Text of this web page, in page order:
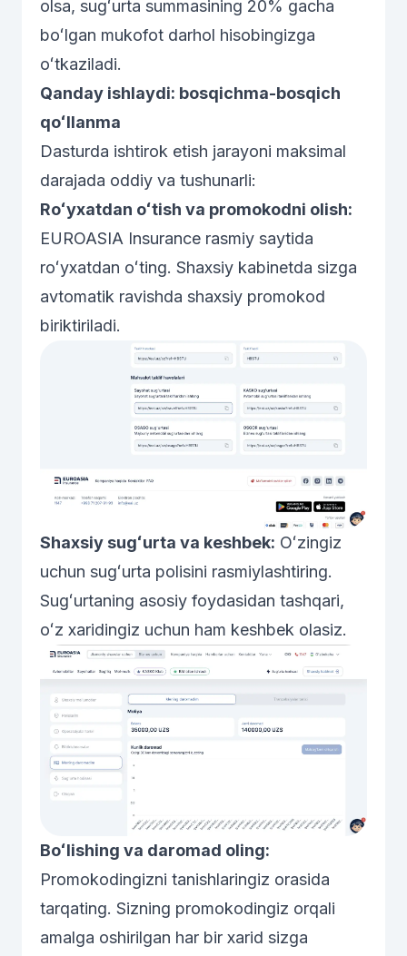
olsa, sugʻurta summasining 20% gacha
boʻlgan mukofot darhol hisobingizga
oʻtkaziladi.
Qanday ishlaydi: bosqichma-bosqich
qoʻllanma
Dasturda ishtirok etish jarayoni maksimal
darajada oddiy va tushunarli:
Roʻyxatdan oʻtish va promokodni olish:
EUROASIA Insurance rasmiy saytida
roʻyxatdan oʻting. Shaxsiy kabinetda sizga
avtomatik ravishda shaxsiy promokod
biriktiriladi.
Shaxsiy sugʻurta va keshbek: Oʻzingiz
uchun sugʻurta polisini rasmiylashtiring.
Sugʻurtaning asosiy foydasidan tashqari,
oʻz xaridingiz uchun ham keshbek olasiz.
Boʻlishing va daromad oling:
Promokodingizni tanishlaringiz orasida
tarqating. Sizning promokodingiz orqali
amalga oshirilgan har bir xarid sizga